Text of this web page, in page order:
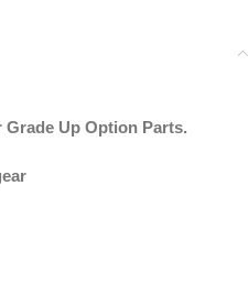
Grade Up Option Parts.